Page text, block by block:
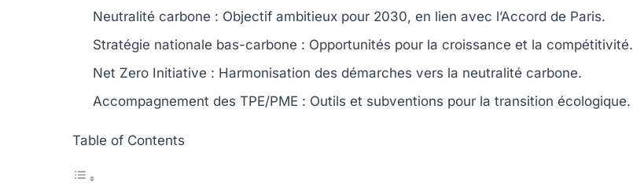
Neutralité carbone : Objectif ambitieux pour 2030, en lien avec l’Accord de Paris.
Stratégie nationale bas-carbone : Opportunités pour la croissance et la compétitivité.
Net Zero Initiative : Harmonisation des démarches vers la neutralité carbone.
Accompagnement des TPE/PME : Outils et subventions pour la transition écologique.
Table of Contents